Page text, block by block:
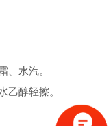
、水汽。
乙醇轻擦。